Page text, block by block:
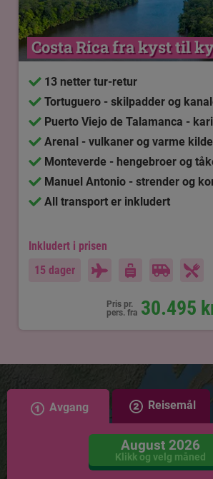
Costa Rica fra kyst til
13 netter tur-retur
Tortuguero - skilpadder og
Puerto Viejo de Talamanca -
Arenal - vulkaner og varme
Monteverde - hengebroer og
Manuel Antonio - strender og
All transport er inkludert
Inkludert i prisen
15 dager
Pris pr.
pers. fra 30.495
Avgang Reisemål
August 2026
Klikk og velg måned